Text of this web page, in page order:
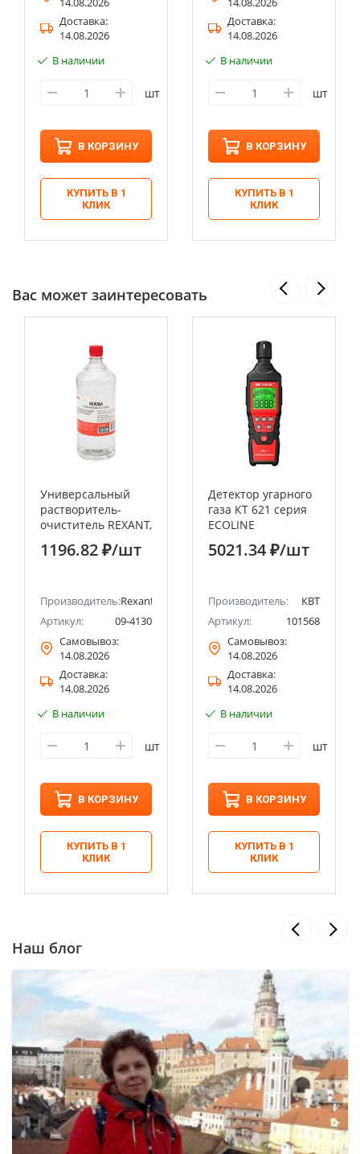
Доставка:
14.08.2026
В наличии
шт
В КОРЗИНУ
КУПИТЬ В 1
КЛИК
Доставка:
14.08.2026
В наличии
шт
В КОРЗИНУ
КУПИТЬ В 1
КЛИК
Вас может заинтересовать
Универсальный
растворитель-
очиститель REXANT,
«Калоша», 1 л
(Нефрас-с2-80/120)
1196.82 ₽/шт
Производитель:Rexant
Артикул:
09-4130
Самовывоз:
14.08.2026
Доставка:
14.08.2026
В наличии
шт
В КОРЗИНУ
КУПИТЬ В 1
КЛИК
Детектор угарного
газа КТ 621 серия
ECOLINE
5021.34 ₽/шт
Производитель:
КВТ
Артикул:
101568
Самовывоз:
14.08.2026
Доставка:
14.08.2026
В наличии
шт
В КОРЗИНУ
КУПИТЬ В 1
КЛИК
Наш блог